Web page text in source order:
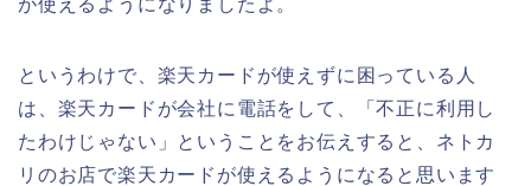
というわけで、楽天カードが使えずに困っている人
は、楽天カードが会社に電話をして、「不正に利用し
たわけじゃない」ということをお伝えすると、ネトカ
リのお店で楽天カードが使えるようになると思います